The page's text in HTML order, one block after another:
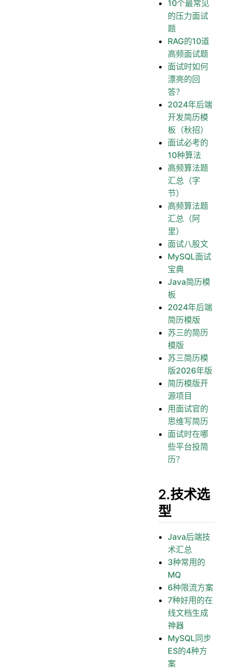
10个最常见
的压力面试
题
RAG的10道
高频面试题
面试时如何
漂亮的回
答？
2024年后端
开发简历模
板（秋招）
面试必考的
10种算法
高频算法题
汇总（字
节）
高频算法题
汇总（阿
里）
面试八股文
MySQL面试
宝典
Java简历模
板
2024年后端
简历模版
苏三的简历
模版
苏三简历模
版2026年版
简历模版开
源项目
用面试官的
思维写简历
面试时在哪
些平台投简
历？
2.技术选
型
Java后端技
术汇总
3种常用的
MQ
6种限流方案
7种好用的在
线文档生成
神器
MySQL同步
ES的4种方
案